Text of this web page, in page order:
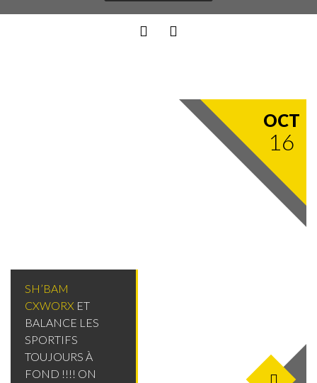
OCT
16
SH’BAM
CXWORX ET
BALANCE LES
SPORTIFS
TOUJOURS À
FOND !!!! ON